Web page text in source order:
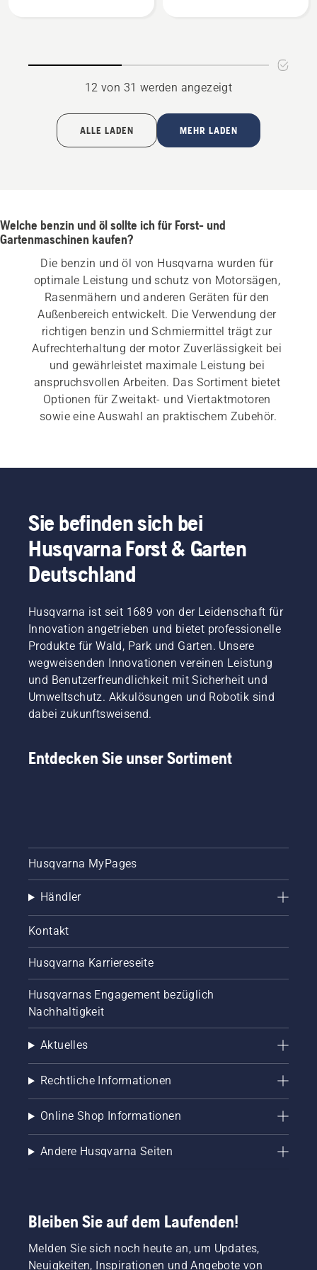
12 von 31 werden angezeigt
ALLE LADEN MEHR LADEN
Welche benzin und öl sollte ich für Forst- und
Gartenmaschinen kaufen?
Die benzin und öl von Husqvarna wurden für
optimale Leistung und schutz von Motorsägen,
Rasenmähern und anderen Geräten für den
Außenbereich entwickelt. Die Verwendung der
richtigen benzin und Schmiermittel trägt zur
Aufrechterhaltung der motor Zuverlässigkeit bei
und gewährleistet maximale Leistung bei
anspruchsvollen Arbeiten. Das Sortiment bietet
Optionen für Zweitakt- und Viertaktmotoren
sowie eine Auswahl an praktischem Zubehör.
Sie befinden sich bei
Husqvarna Forst & Garten
Deutschland
Husqvarna ist seit 1689 von der Leidenschaft für
Innovation angetrieben und bietet professionelle
Produkte für Wald, Park und Garten. Unsere
wegweisenden Innovationen vereinen Leistung
und Benutzerfreundlichkeit mit Sicherheit und
Umweltschutz. Akkulösungen und Robotik sind
dabei zukunftsweisend.
Entdecken Sie unser Sortiment
Husqvarna MyPages
Händler
Kontakt
Husqvarna Karriereseite
Husqvarnas Engagement bezüglich
Nachhaltigkeit
Aktuelles
Rechtliche Informationen
Online Shop Informationen
Andere Husqvarna Seiten
Bleiben Sie auf dem Laufenden!
Melden Sie sich noch heute an, um Updates,
Neuigkeiten, Inspirationen und Angebote von